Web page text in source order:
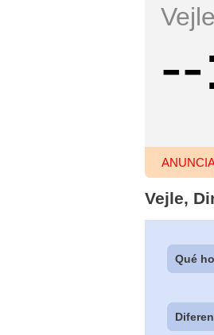
Vejle
--
Vejle,
Qué